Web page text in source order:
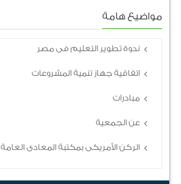
مواضيع هامة
ندوة تطوير التعليم فى مصر
اتفاقية جهاز تنمية المشروعات
مبادرات
عن الجمعية
الركن الأمريكى بمكتبة المعادى العامة